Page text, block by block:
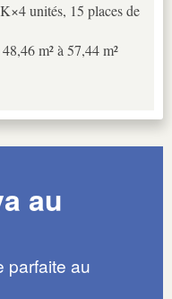
unités, 15 places de
m² à 57,44 m²
au
parfaite au